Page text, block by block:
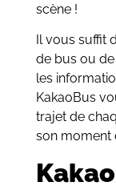
scène !
Il vous suffit
de bus ou
les
KakaoBus
trajet de
son moment